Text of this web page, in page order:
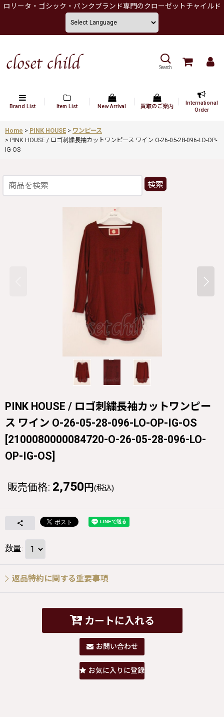
ロリータ・ゴシック・パンクブランド専門のクローゼットチャイルド
Search
Brand List Item List New Arrival 買取のご案内
International
Order
Home > PINK HOUSE > ワンピース
> PINK HOUSE / ロゴ刺繍長袖カットワンピース ワイン O-26-05-28-096-LO-OP-
IG-OS
検索
PINK HOUSE / ロゴ刺繍長袖カットワンピー
ス ワイン O-26-05-28-096-LO-OP-IG-OS
[2100080000084720-O-26-05-28-096-LO-
OP-IG-OS]
販売価格: 2,750 円 (税込)
数量:
返品特約に関する重要事項
カートに入れる
お問い合わせ
お気に入りに登録